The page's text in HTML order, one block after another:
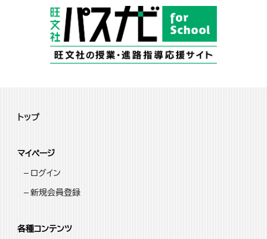
トップ
マイページ
ログイン
新規会員登録
各種コンテンツ